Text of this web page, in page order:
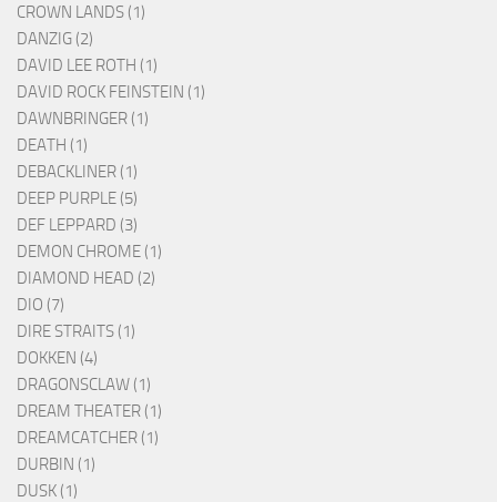
CROWN LANDS (1)
DANZIG (2)
DAVID LEE ROTH (1)
DAVID ROCK FEINSTEIN (1)
DAWNBRINGER (1)
DEATH (1)
DEBACKLINER (1)
DEEP PURPLE (5)
DEF LEPPARD (3)
DEMON CHROME (1)
DIAMOND HEAD (2)
DIO (7)
DIRE STRAITS (1)
DOKKEN (4)
DRAGONSCLAW (1)
DREAM THEATER (1)
DREAMCATCHER (1)
DURBIN (1)
DUSK (1)